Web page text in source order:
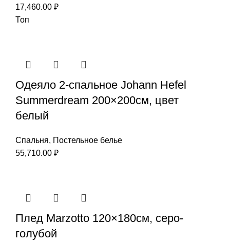
17,460.00 ₽
Топ
Одеяло 2-спальное Johann Hefel
Summerdream 200×200см, цвет
белый
Спальня, Постельное белье
55,710.00 ₽
Плед Marzotto 120×180см, серо-
голубой